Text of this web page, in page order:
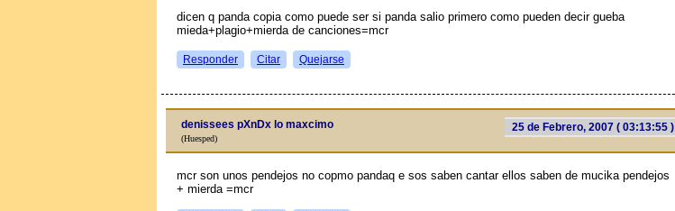
dicen q panda copia como puede ser si panda salio primero como pueden decir gueba
mieda+plagio+mierda de canciones=mcr
Responder Citar Quejarse
25 de Febrero, 2007 ( 03:13:55 )
denissees pXnDx lo maxcimo
(Huesped)
mcr son unos pendejos no copmo pandaq e sos saben cantar ellos saben de mucika pendejos
+ mierda =mcr